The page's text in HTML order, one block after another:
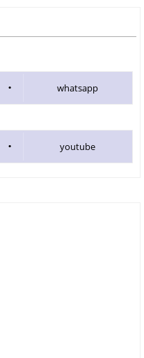
whatsapp
youtube